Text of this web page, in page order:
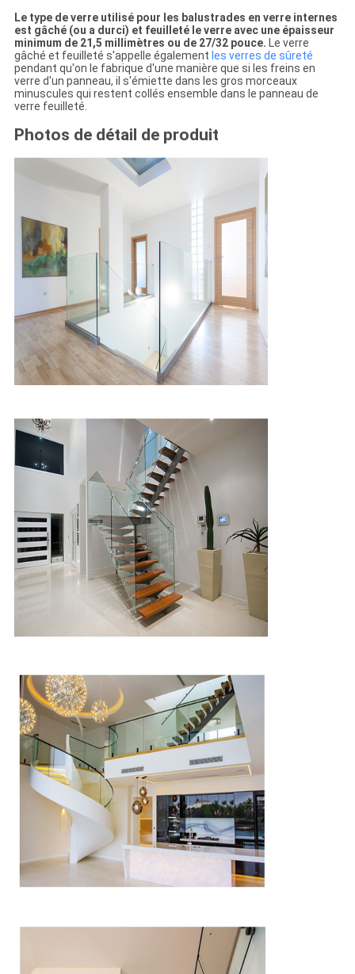
Le type de verre utilisé pour les balustrades en verre internes
est gâché (ou a durci) et feuilleté le verre avec une épaisseur
minimum de 21,5 millimètres ou de 27/32 pouce. Le verre
gâché et feuilleté s'appelle également les verres de sûreté
pendant qu'on le fabrique d'une manière que si les freins en
verre d'un panneau, il s'émiette dans les gros morceaux
minuscules qui restent collés ensemble dans le panneau de
verre feuilleté.
Photos de détail de produit